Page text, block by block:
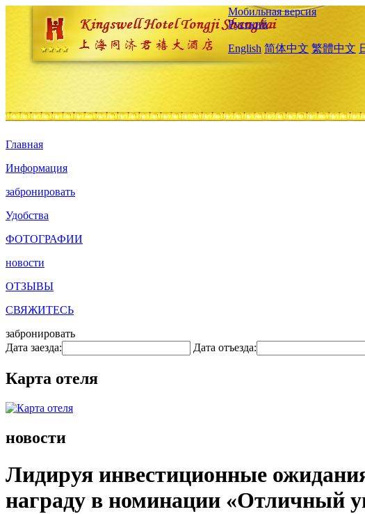
Мобильная версия
Русский
English 简体中文 繁體中文
Главная
Информация
забронировать
Удобства
ФОТОГРАФИИ
новости
ОТЗЫВЫ
СВЯЖИТЕСЬ
забронировать
Дата заезда:
Дата отъезда:
Карта отеля
новости
Лидируя инвестиционные
награду в номинации «Отличный